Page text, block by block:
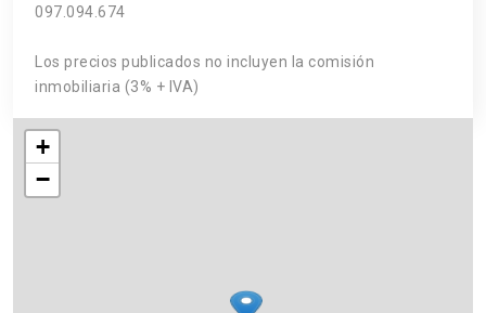
097.094.674
Los precios publicados no incluyen la comisión
inmobiliaria (3% + IVA)
+
−